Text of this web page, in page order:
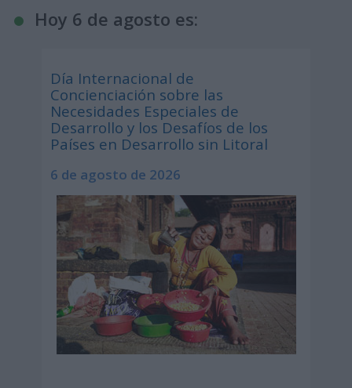
Hoy 6 de agosto es:
Día Internacional de
Concienciación sobre las
Necesidades Especiales de
Desarrollo y los Desafíos de los
Países en Desarrollo sin Litoral
6 de agosto de 2026